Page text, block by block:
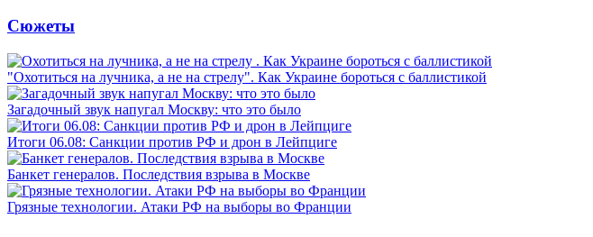
Сюжеты
"Охотиться на лучника, а не на стрелу". Как Украине бороться с баллистикой
Загадочный звук напугал Москву: что это было
Итоги 06.08: Санкции против РФ и дрон в Лейпциге
Банкет генералов. Последствия взрыва в Москве
Грязные технологии. Атаки РФ на выборы во Франции